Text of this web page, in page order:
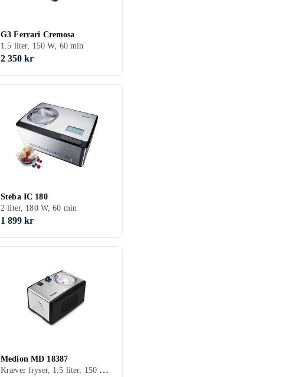
G3 Ferrari Cremosa
1.5 liter, 150 W, 60 min
2 350 kr
Steba IC 180
2 liter, 180 W, 60 min
1 899 kr
Medion MD 18387
Kræver fryser, 1.5 liter, 150 W, 60 min